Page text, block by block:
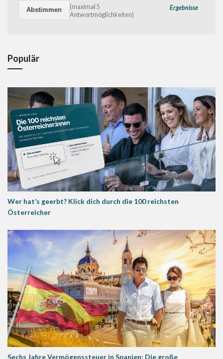
Ergebnisse
(maximal 5
Antwortmöglichkeiten)
Populär
Wer hat’s geerbt? Klick dich durch die 100 reichsten
Österreicher
Sechs Jahre Vermögenssteuer in Spanien: Die große